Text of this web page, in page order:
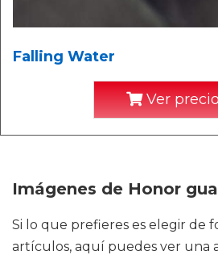
Falling Water
Ver
Imágenes de Honor
Si lo que prefieres es elegir de
artículos, aquí puedes ver una